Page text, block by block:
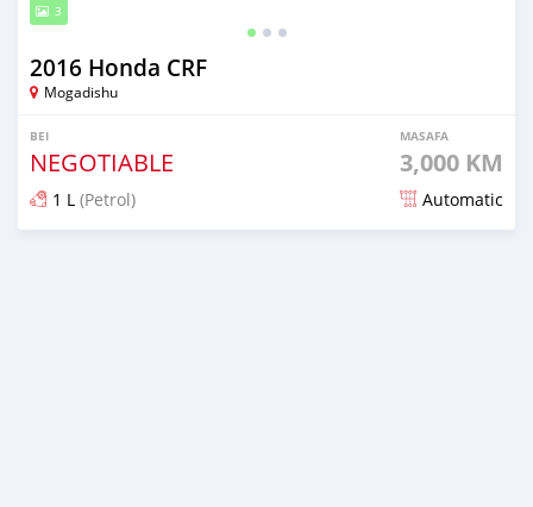
3
2016 Honda CRF
Mogadishu
BEI
NEGOTIABLE
MASAFA
3,000 KM
1 L (Petrol) Automatic